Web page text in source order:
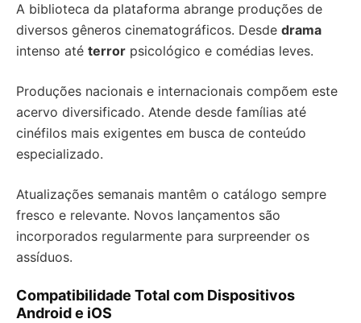
A biblioteca da plataforma abrange produções de
diversos gêneros cinematográficos. Desde drama
intenso até terror psicológico e comédias leves.
Produções nacionais e internacionais compõem este
acervo diversificado. Atende desde famílias até
cinéfilos mais exigentes em busca de conteúdo
especializado.
Atualizações semanais mantêm o catálogo sempre
fresco e relevante. Novos lançamentos são
incorporados regularmente para surpreender os
assíduos.
Compatibilidade Total com Dispositivos
Android e iOS